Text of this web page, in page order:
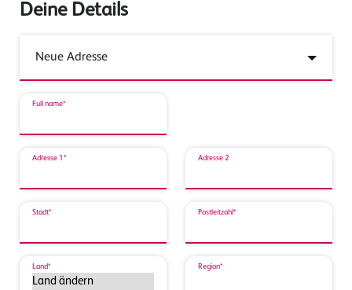
Deine Details
Full name*
Adresse 1* Adresse 2
Stadt* Postleitzahl*
Land* Region*